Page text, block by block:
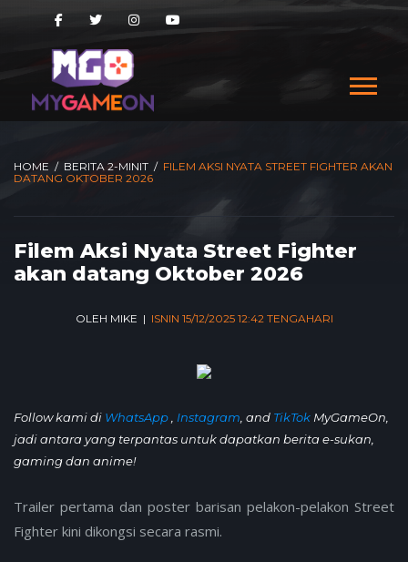
HOME / BERITA 2-MINIT / FILEM AKSI NYATA STREET FIGHTER AKAN
DATANG OKTOBER 2026
Filem Aksi Nyata Street Fighter
akan datang Oktober 2026
OLEH MIKE | ISNIN 15/12/2025 12:42 TENGAHARI
Follow kami di WhatsApp Instagram , and TikTok MyGameOn,
jadi antara yang terpantas untuk dapatkan berita e-sukan,
gaming dan anime!
Trailer pertama dan poster barisan pelakon-pelakon Street
Fighter kini dikongsi secara rasmi.